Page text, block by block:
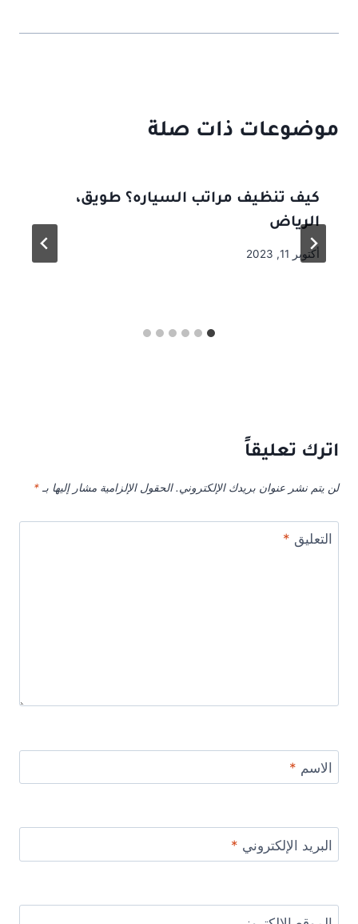
موضوعات ذات صلة
كيف تنظيف مراتب السياره؟ طويق،
الرياض
أكتوبر 11, 2023
اترك تعليقاً
لن يتم نشر عنوان بريدك الإلكتروني. الحقول الإلزامية مشار إليها بـ *
التعليق *
الاسم *
البريد الإلكتروني *